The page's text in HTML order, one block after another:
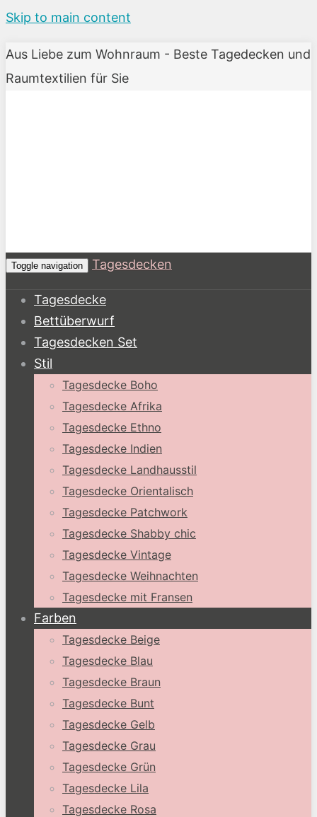
Skip to main content
Aus Liebe zum Wohnraum - Beste Tagedecken und
Raumtextilien für Sie
Toggle navigation Tagesdecken
Tagesdecke
Bettüberwurf
Tagesdecken Set
Stil
Tagesdecke Boho
Tagesdecke Afrika
Tagesdecke Ethno
Tagesdecke Indien
Tagesdecke Landhausstil
Tagesdecke Orientalisch
Tagesdecke Patchwork
Tagesdecke Shabby chic
Tagesdecke Vintage
Tagesdecke Weihnachten
Tagesdecke mit Fransen
Farben
Tagesdecke Beige
Tagesdecke Blau
Tagesdecke Braun
Tagesdecke Bunt
Tagesdecke Gelb
Tagesdecke Grau
Tagesdecke Grün
Tagesdecke Lila
Tagesdecke Rosa